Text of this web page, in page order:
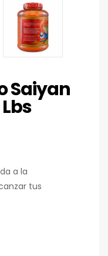
Saiyan
a la
tus